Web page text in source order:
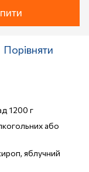
Порівняти
1200 г
або
яблучний